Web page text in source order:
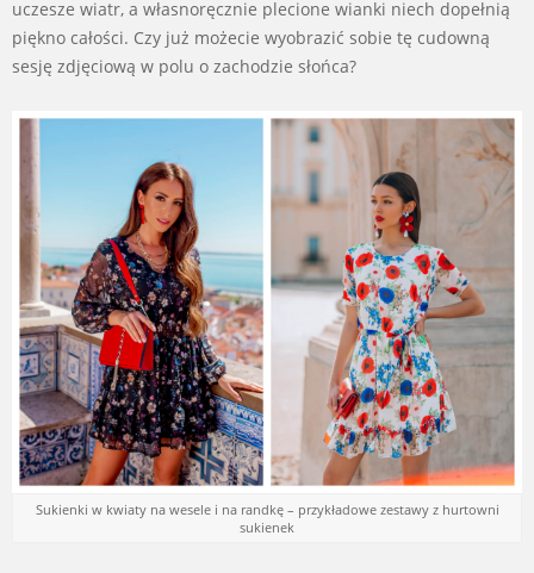
uczesze wiatr, a własnoręcznie plecione wianki niech dopełnią
piękno całości. Czy już możecie wyobrazić sobie tę cudowną
sesję zdjęciową w polu o zachodzie słońca?
Sukienki w kwiaty na wesele i na randkę – przykładowe zestawy z hurtowni
sukienek